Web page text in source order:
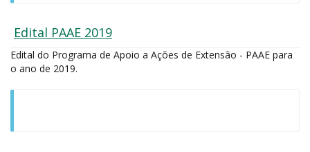
Edital PAAE 2019
Edital do Programa de Apoio a Ações de Extensão - PAAE para
o ano de 2019.